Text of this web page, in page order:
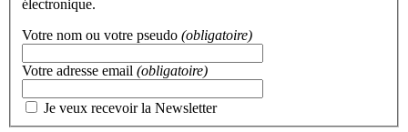
électronique.
Votre nom ou votre pseudo (obligatoire)
Votre adresse email (obligatoire)
Je veux recevoir la Newsletter